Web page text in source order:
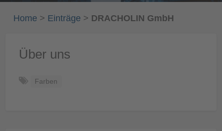
Home > Einträge > DRACHOLIN GmbH
Über uns
Farben